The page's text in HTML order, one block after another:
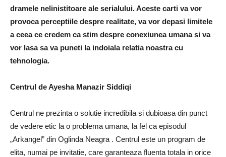
dramele nelinistitoare ale serialului. Aceste carti va vor
provoca perceptiile despre realitate, va vor depasi limitele
a ceea ce credem ca stim despre conexiunea umana si va
vor lasa sa va puneti la indoiala relatia noastra cu
tehnologia.
Centrul de Ayesha Manazir Siddiqi
Centrul ne prezinta o solutie incredibila si dubioasa din punct
de vedere etic la o problema umana, la fel ca episodul
„Arkangel” din Oglinda Neagra . Centrul este un program de
elita, numai pe invitatie, care garanteaza fluenta totala in orice